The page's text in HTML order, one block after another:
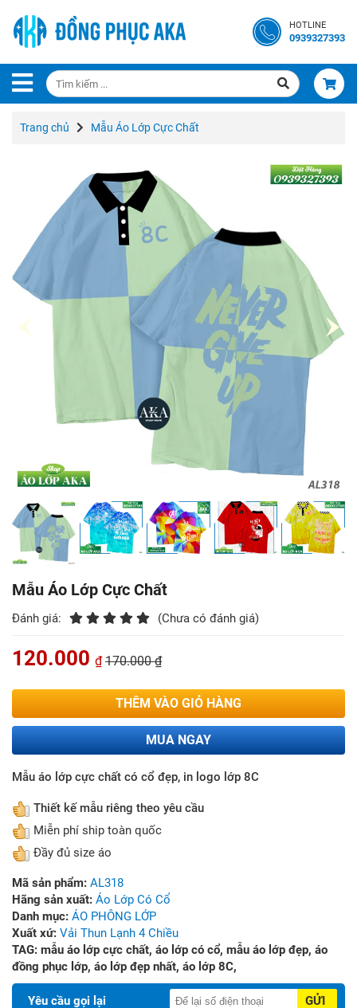
HOTLINE
0939327393
Trang
Chủ
Giới
Thiệu
Liên
Trang chủ Mẫu Áo Lớp Cực Chất
Mẫu Áo Lớp Cực Chất
Đánh giá: (Chưa có đánh giá)
120.000 ₫ 170.000 ₫
THÊM VÀO GIỎ HÀNG
MUA NGAY
Mẫu áo lớp cực chất có cổ đẹp, in logo lớp 8C
Thiết kế mẫu riêng theo yêu cầu
Miễn phí ship toàn quốc
Đầy đủ size áo
Mã sản phẩm: AL318
Hãng sản xuất: Áo Lớp Có Cổ
Danh mục: ÁO PHÔNG LỚP
Xuất xứ: Vải Thun Lạnh 4 Chiều
TAG: mẫu áo lớp cực chất, áo lớp có cổ, mẫu áo lớp đẹp, áo
đồng phục lớp, áo lớp đẹp nhất, áo lớp 8C,
Yêu cầu gọi lại GỬI